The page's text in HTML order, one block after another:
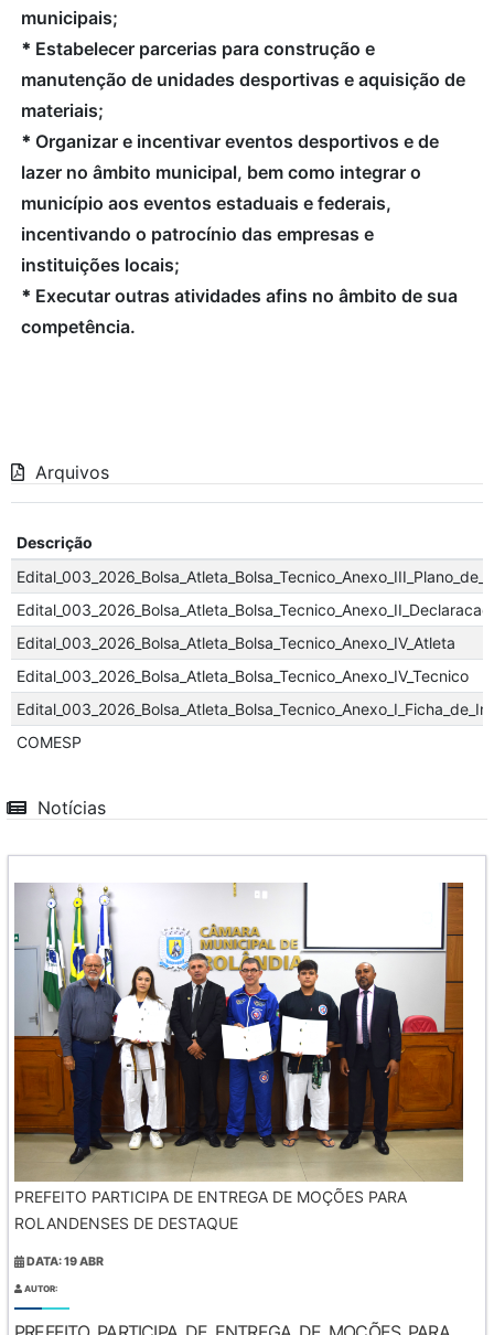
municipais;
* Estabelecer parcerias para construção e
manutenção de unidades desportivas e aquisição de
materiais;
* Organizar e incentivar eventos desportivos e de
lazer no âmbito municipal, bem como integrar o
município aos eventos estaduais e federais,
incentivando o patrocínio das empresas e
instituições locais;
* Executar outras atividades afins no âmbito de sua
competência.
Arquivos
Descrição
Edital_003_2026_Bolsa_Atleta_Bolsa_Tecnico_Anexo_IV_Atleta
Edital_003_2026_Bolsa_Atleta_Bolsa_Tecnico_Anexo_IV_Tecnico
COMESP
Notícias
PREFEITO PARTICIPA DE ENTREGA DE MOÇÕES PARA
ROLANDENSES DE DESTAQUE
DATA: 19 ABR
AUTOR: